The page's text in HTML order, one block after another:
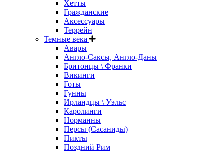
Хетты
Гражданские
Аксессуары
Террейн
Темные века
Авары
Англо-Саксы, Англо-Даны
Бритонцы \ Франки
Викинги
Готы
Гунны
Ирландцы \ Уэльс
Каролинги
Норманны
Персы (Сасаниды)
Пикты
Поздний Рим